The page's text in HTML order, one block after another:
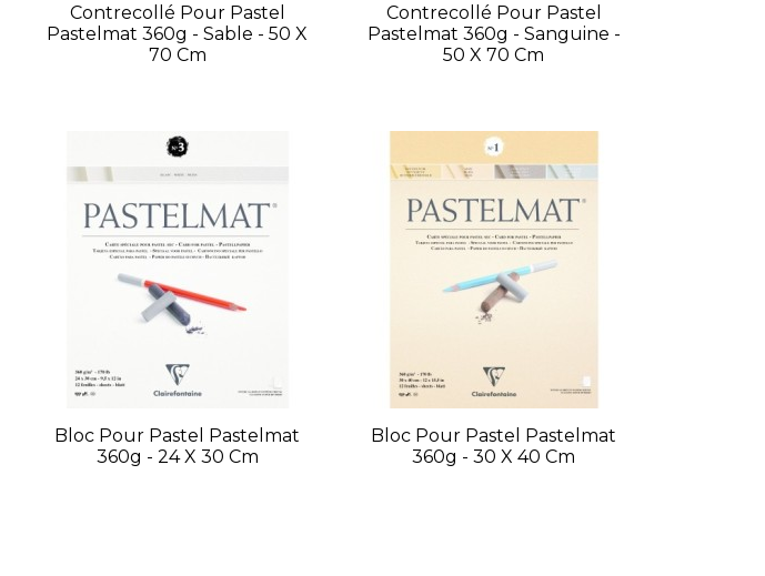
Contrecollé Pour Pastel
Pastelmat 360g - Sable - 50 X
70 Cm
Contrecollé Pour Pastel
Pastelmat 360g - Sanguine -
50 X 70 Cm
Bloc Pour Pastel Pastelmat
360g - 24 X 30 Cm
Bloc Pour Pastel Pastelmat
360g - 30 X 40 Cm